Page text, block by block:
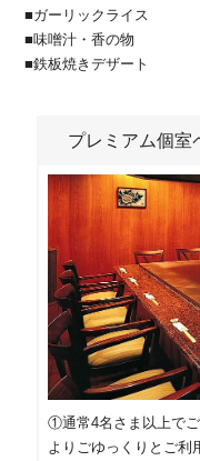
■ガーリックライス
■味噌汁・香の物
■鉄板焼きデザート
プレミアム個室
①通常4名さま以上で
よりごゆっくりとご利